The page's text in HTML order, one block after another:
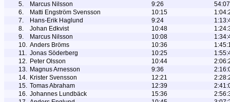
5.
Marcus Nilsson 9:26
54:07
6.
Matti Engström Svensson 10:15
7.
Hans-Erik Haglund 9:24
8.
Johan Edkvist 10:48
9.
Marcus Nilsson 10:08
10. Anders Bröms 10:36
11. Jonas Söderberg 10:25
12. Peter Olsson 10:44
13. Magnus Arnesson 9:36
14. Krister Svensson 12:21
15. Tomas Abraham 12:39
16. Johannes Lundbäck 15:36